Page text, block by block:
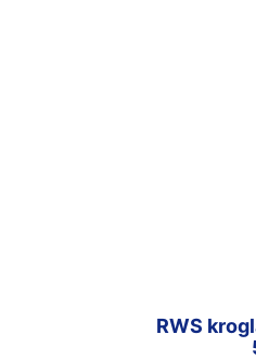
RWS